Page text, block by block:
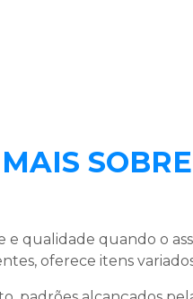
e qualidade quando o
oferece itens